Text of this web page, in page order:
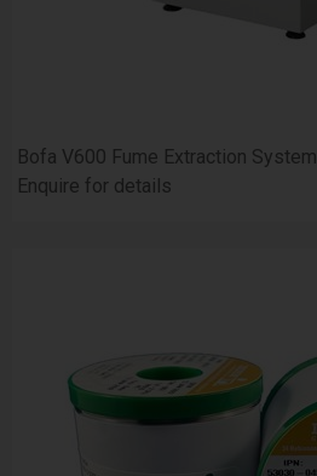
Bofa V600 Fume Extraction System
Enquire for details